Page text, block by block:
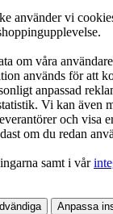
använder vi
om våra
används för att
anpassad
Vi kan även
och visa
om du redan
samt i vår
Anpassa